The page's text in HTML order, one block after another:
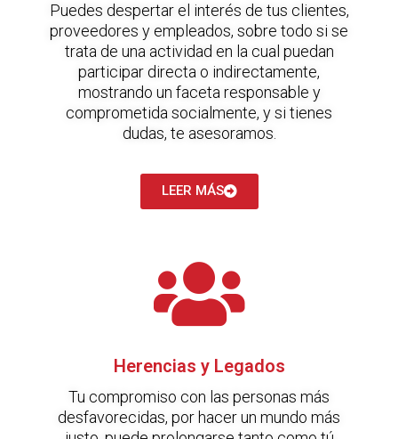
Puedes despertar el interés de tus clientes,
proveedores y empleados, sobre todo si se
trata de una actividad en la cual puedan
participar directa o indirectamente,
mostrando un faceta responsable y
comprometida socialmente, y si tienes
dudas, te asesoramos.
LEER MÁS
Herencias y Legados
Tu compromiso con las personas más
desfavorecidas, por hacer un mundo más